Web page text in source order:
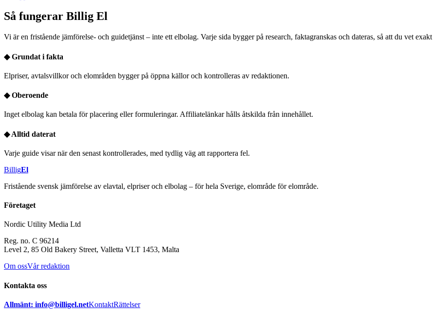
Så fungerar Billig El
Vi är en fristående jämförelse- och guidetjänst – inte ett elbolag. Varje sida bygger på research, faktagranskas och dateras, så att du vet
◆Grundat i fakta
Elpriser, avtalsvillkor och elområden bygger på öppna källor och kontrolleras av redaktionen.
◆Oberoende
Inget elbolag kan betala för placering eller formuleringar. Affiliatelänkar hålls åtskilda från innehållet.
◆Alltid daterat
Varje guide visar när den senast kontrollerades, med tydlig väg att rapportera fel.
BilligEl
Fristående svensk jämförelse av elavtal, elpriser och elbolag – för hela Sverige, elområde för elområde.
Företaget
Nordic Utility Media Ltd
Reg. no. C 96214
Level 2, 85 Old Bakery Street, Valletta VLT 1453, Malta
Om ossVår redaktion
Kontakta oss
Allmänt: info@billigel.netKontaktRättelser